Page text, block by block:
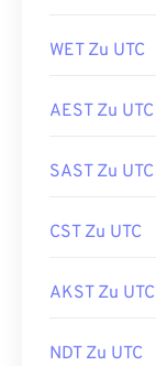
WET Zu UTC
AEST Zu UTC
SAST Zu UTC
CST Zu UTC
AKST Zu UTC
NDT Zu UTC